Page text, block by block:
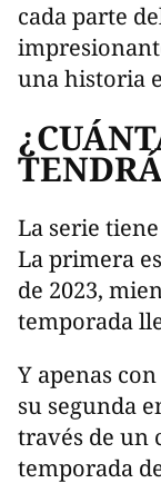
cada parte
una historia
La serie
La primera
de 2023,
temporada
Y apenas
su segunda
través de un
temporada